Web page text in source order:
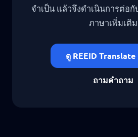
จำเป็น แล้วจึงดำเนินการต่อ
ภาษาเพิ่มเติม
ดู REEID
ถามคำถาม